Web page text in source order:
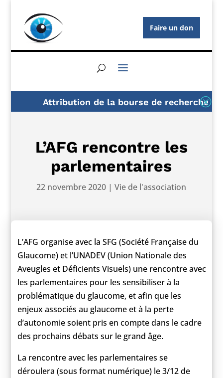
Faire un don
Attribution de la bourse de recherche AFG
Q
L’AFG rencontre les
parlementaires
22 novembre 2020 |Vie de l'association
L’AFG organise avec la SFG (Société Française du
Glaucome) et l’UNADEV (Union Nationale des
Aveugles et Déficients Visuels) une rencontre avec
les parlementaires pour les sensibiliser à la
problématique du glaucome, et afin que les
enjeux associés au glaucome et à la perte
d’autonomie soient pris en compte dans le cadre
des prochains débats sur le grand âge.
La rencontre avec les parlementaires se
déroulera (sous format numérique) le 3/12 de